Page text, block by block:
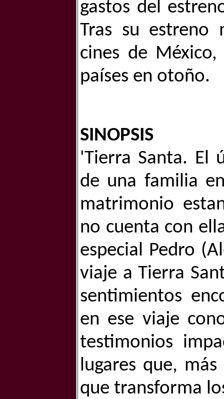
gastos del
Tras su estreno
cines de
países en otoño.
SINOPSIS
'Tierra Santa. El
de una familia
matrimonio
no cuenta con
especial Pedro
viaje a Tierra
sentimientos
en ese viaje
testimonios
lugares que,
que transforma